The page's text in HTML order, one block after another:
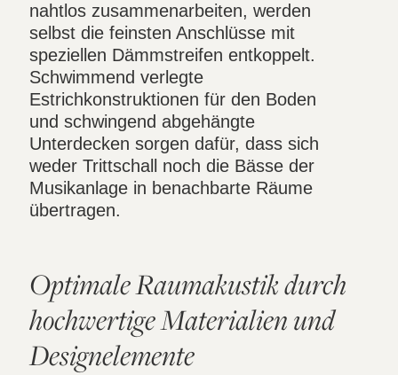
nahtlos zusammenarbeiten, werden
selbst die feinsten Anschlüsse mit
speziellen Dämmstreifen entkoppelt.
Schwimmend verlegte
Estrichkonstruktionen für den Boden
und schwingend abgehängte
Unterdecken sorgen dafür, dass sich
weder Trittschall noch die Bässe der
Musikanlage in benachbarte Räume
übertragen.
Optimale Raumakustik durch
hochwertige Materialien und
Designelemente